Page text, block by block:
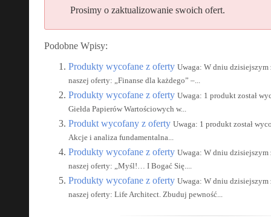
Prosimy o zaktualizowanie swoich ofert.
Podobne Wpisy:
Produkty wycofane z oferty Uwaga: W dniu dzisiejszym
naszej oferty: „Finanse dla każdego” –...
Produkty wycofane z oferty Uwaga: 1 produkt został
Giełda Papierów Wartościowych w...
Produkt wycofany z oferty Uwaga: 1 produkt został
Akcje i analiza fundamentalna...
Produkty wycofane z oferty Uwaga: W dniu dzisiejszym
naszej oferty: „Myśl!… I Bogać Się....
Produkty wycofane z oferty Uwaga: W dniu dzisiejszym
naszej oferty: Life Architect. Zbuduj pewność...